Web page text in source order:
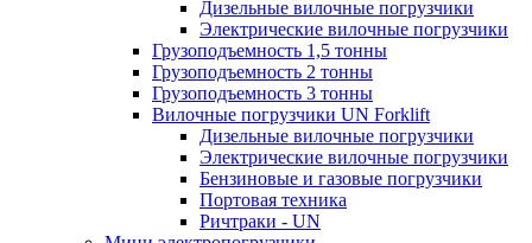
Дизельные вилочные погрузчики
Электрические вилочные погрузчики
Грузоподъемность 1,5 тонны
Грузоподъемность 2 тонны
Грузоподъемность 3 тонны
Вилочные погрузчики UN Forklift
Дизельные вилочные погрузчики
Электрические вилочные погрузчики
Бензиновые и газовые погрузчики
Портовая техника
Ричтраки - UN